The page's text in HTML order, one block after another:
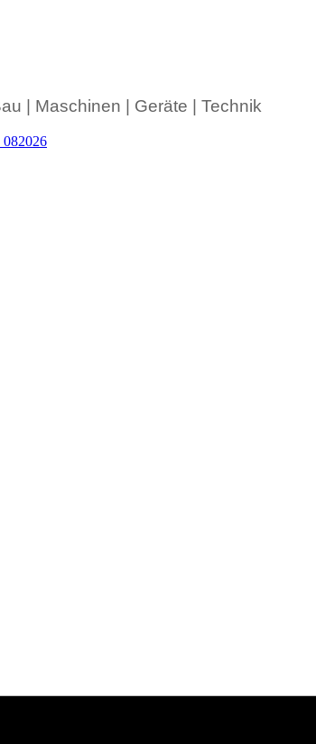
| Maschinen | Geräte | Technik